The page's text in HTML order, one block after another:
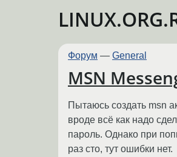
Форум — General
MSN
Пытаюсь создать msn
вроде всё как надо
пароль. Однако при
раз сто, тут ошибки нет.